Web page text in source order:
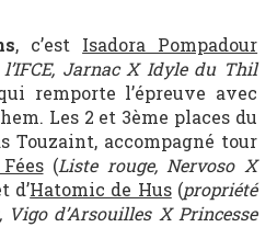
, c’est Isadora Pompadour
Jarnac X Idyle du Thil
remporte l’épreuve avec
Les 2 et 3ème places du
Touzaint, accompagné tour
(Liste rouge, Nervoso X
d’Hatomic de Hus(propriété
d’Arsouilles X Princesse